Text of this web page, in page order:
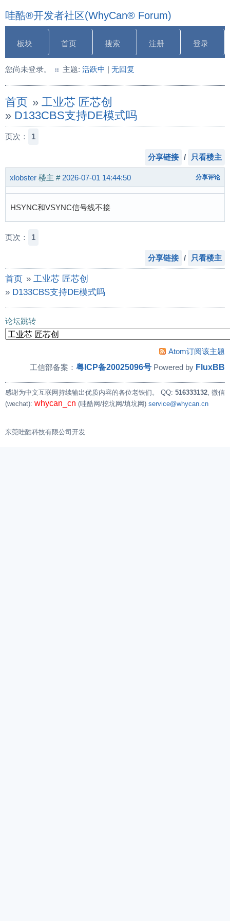
哇酷®开发者社区(WhyCan® Forum)
板块 首页 搜索 注册 登录
您尚未登录。 主题: 活跃中 | 无回复
首页 » 工业芯 匠芯创
» D133CBS支持DE模式吗
页次： 1
分享链接 / 只看楼主
xlobster 楼主 # 2026-07-01 14:44:50 分享评论
HSYNC和VSYNC信号线不接
页次： 1
分享链接 / 只看楼主
首页 » 工业芯 匠芯创
» D133CBS支持DE模式吗
论坛跳转
Atom订阅该主题
工信部备案： 粤ICP备20025096号 Powered by FluxBB
感谢为中文互联网持续输出优质内容的各位老铁们。 QQ: 516333132, 微信
(wechat): whycan_cn (哇酷网/挖坑网/填坑网) service@whycan.cn
东莞哇酷科技有限公司开发